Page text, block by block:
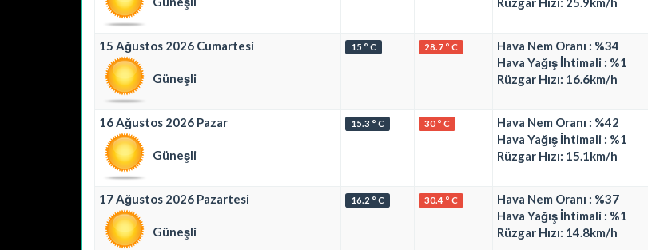
15 Ağustos 2026 Cumartesi
Güneşli
15 ° C 28.7 ° C
Hava Nem Oranı : %34
Hava Yağış İhtimali : %1
Rüzgar Hızı: 16.6km/h
16 Ağustos 2026 Pazar
Güneşli
15.3 ° C 30 ° C
Hava Nem Oranı : %42
Hava Yağış İhtimali : %1
Rüzgar Hızı: 15.1km/h
17 Ağustos 2026 Pazartesi
Güneşli
16.2 ° C 30.4 ° C
Hava Nem Oranı : %37
Hava Yağış İhtimali : %1
Rüzgar Hızı: 14.8km/h